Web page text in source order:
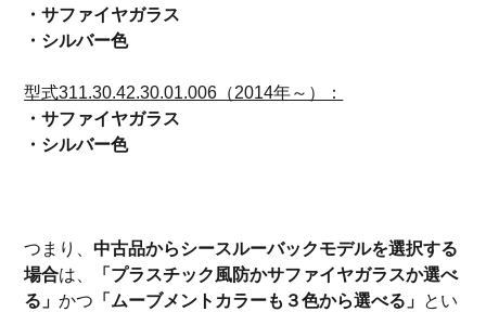
・サファイヤガラス
・シルバー色
型式311.30.42.30.01.006（2014年～）：
・サファイヤガラス
・シルバー色
つまり、中古品からシースルーバックモデルを選択する
場合は、
「プラスチック風防かサファイヤガラスか選べ
る」かつ 「ムーブメントカラーも３色から選べる」 とい